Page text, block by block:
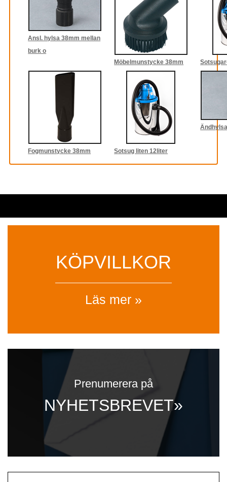
Ansl. hylsa 38mm mellan
burk o
Möbelmunstycke 38mm
Fogmunstycke 38mm Sotsug liten 12liter
KÖPVILLKOR
Läs mer »
Prenumerera på
NYHETSBREVET»